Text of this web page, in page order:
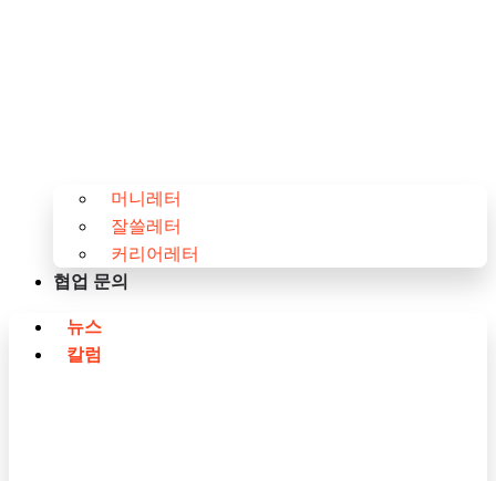
머니레터
잘쓸레터
커리어레터
협업 문의
뉴스
칼럼